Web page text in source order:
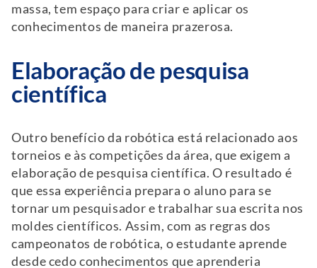
massa, tem espaço para criar e aplicar os
conhecimentos de maneira prazerosa.
Elaboração de pesquisa
científica
Outro benefício da robótica está relacionado aos
torneios e às competições da área, que exigem a
elaboração de pesquisa científica. O resultado é
que essa experiência prepara o aluno para se
tornar um pesquisador e trabalhar sua escrita nos
moldes científicos. Assim, com as regras dos
campeonatos de robótica, o estudante aprende
desde cedo conhecimentos que aprenderia